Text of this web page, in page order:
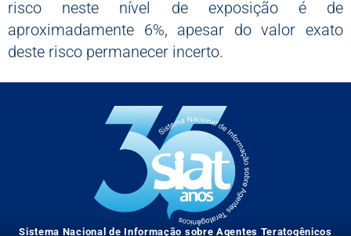
risco neste nível de exposição é de
aproximadamente 6%, apesar do valor exato
deste risco permanecer incerto.
Sistema Nacional de Informação sobre Agentes Teratogênicos